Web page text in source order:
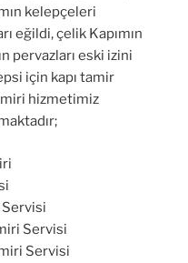
kelepçeleri
eğildi, çelik Kapımın
pervazları eski izini
için kapı tamir
hizmetimiz
Servisi
Servisi
Servisi